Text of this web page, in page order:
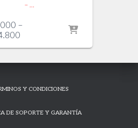
– …
–
through
Y CONDICIONES
DE SOPORTE Y GARANTÍA